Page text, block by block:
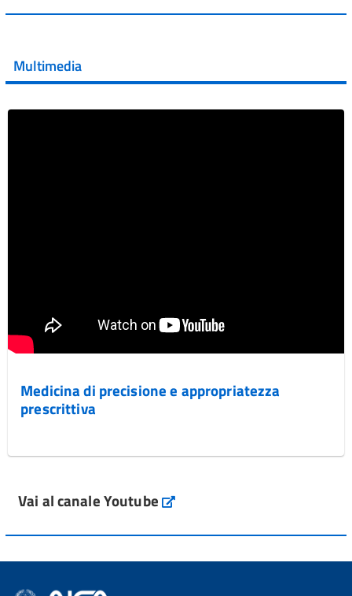
Vai al post →
Multimedia
Medicina di precisione e appropriatezza
prescrittiva
Vai al canale Youtube